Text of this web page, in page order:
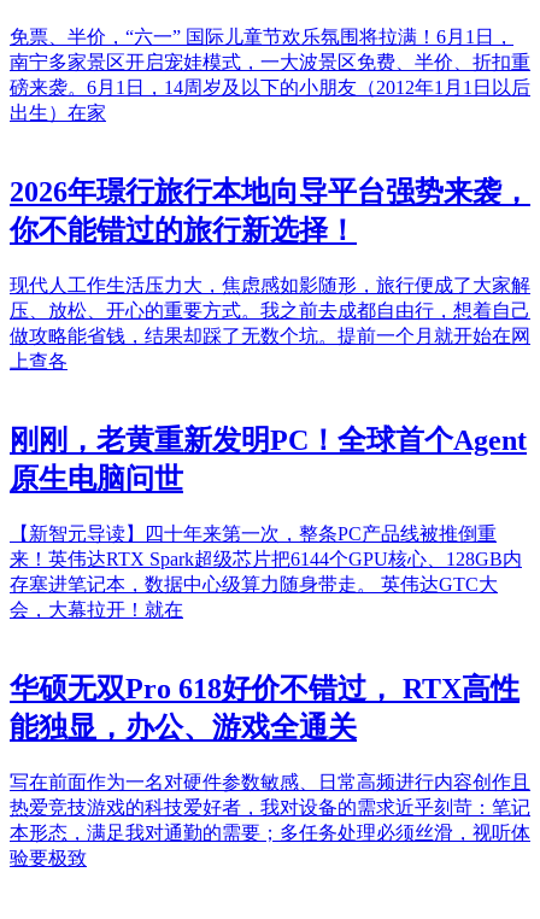
免票、半价，“六一” 国际儿童节欢乐氛围将拉满！6月1日，
南宁多家景区开启宠娃模式，一大波景区免费、半价、折扣重
磅来袭。6月1日，14周岁及以下的小朋友（2012年1月1日以后
出生）在家
2026年璟行旅行本地向导平台强势来袭，
你不能错过的旅行新选择！
现代人工作生活压力大，焦虑感如影随形，旅行便成了大家解
压、放松、开心的重要方式。我之前去成都自由行，想着自己
做攻略能省钱，结果却踩了无数个坑。提前一个月就开始在网
上查各
刚刚，老黄重新发明PC！全球首个Agent
原生电脑问世
【新智元导读】四十年来第一次，整条PC产品线被推倒重
来！英伟达RTX Spark超级芯片把6144个GPU核心、128GB内
存塞进笔记本，数据中心级算力随身带走。 英伟达GTC大
会，大幕拉开！就在
华硕无双Pro 618好价不错过， RTX高性
能独显，办公、游戏全通关
写在前面作为一名对硬件参数敏感、日常高频进行内容创作且
热爱竞技游戏的科技爱好者，我对设备的需求近乎刻苛：笔记
本形态，满足我对通勤的需要；多任务处理必须丝滑，视听体
验要极致